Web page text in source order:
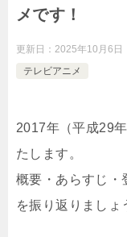
メです！
更新日： 2025年10月6日
テレビアニメ
2017年（平成29
たします。
概要・あらすじ・
を振り返りましょ